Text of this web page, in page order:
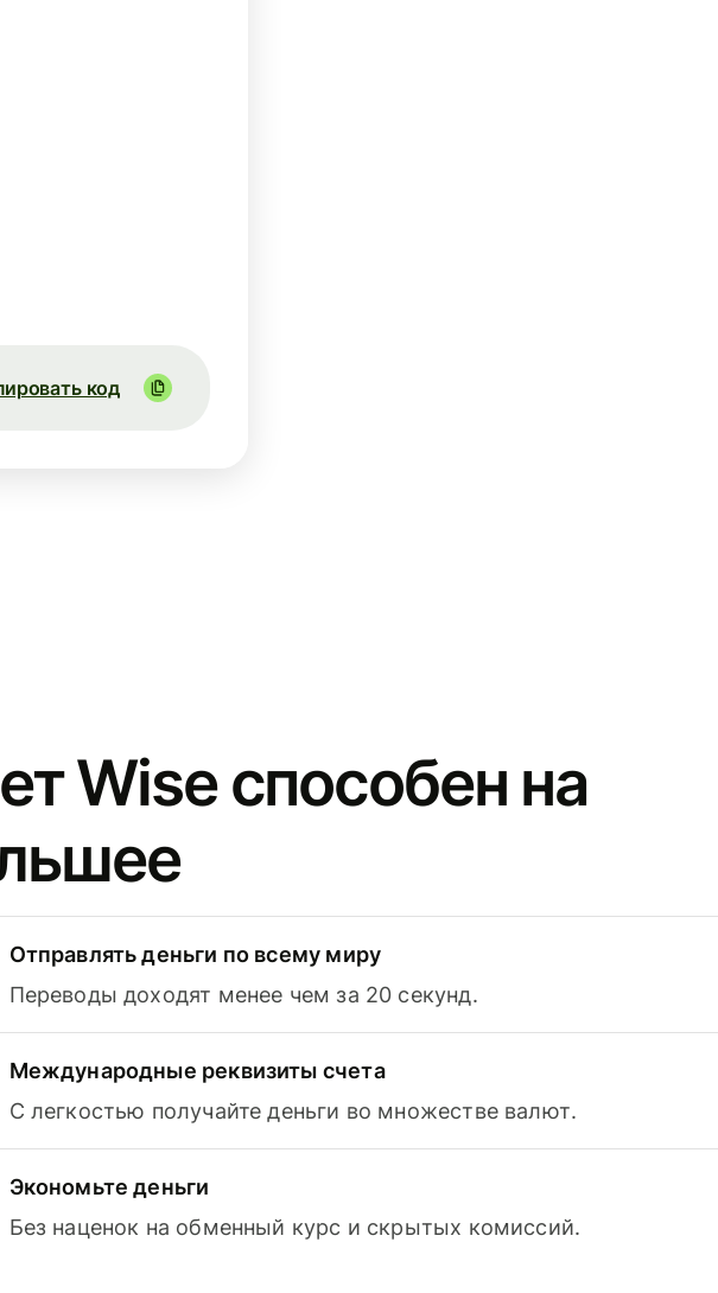
код
Wise способен на
Отправлять деньги по всему миру
Переводы доходят менее чем за 20 секунд.
Международные реквизиты счета
С легкостью получайте деньги во множестве валют.
Экономьте деньги
Без наценок на обменный курс и скрытых комиссий.